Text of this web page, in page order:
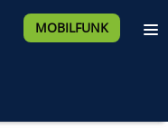
MOBILFUNK